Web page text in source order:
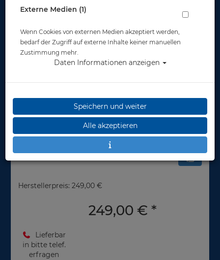
Artikelnr.: ato-0500550P
Herstellerpreis: 249,00 €
249,00 € *
Lieferbar
in bitte telef.
erfragen
Externe Medien (1)
Wenn Cookies von externen Medien akzeptiert werden,
bedarf der Zugriff auf externe Inhalte keiner manuellen
Zustimmung mehr.
Daten Informationen anzeigen
Speichern und weiter
Alle akzeptieren